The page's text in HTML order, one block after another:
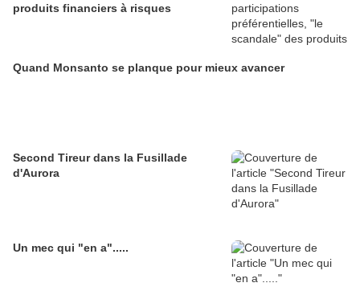
produits financiers à risques
Quand Monsanto se planque pour mieux avancer
Second Tireur dans la Fusillade
d'Aurora
Un mec qui "en a".....